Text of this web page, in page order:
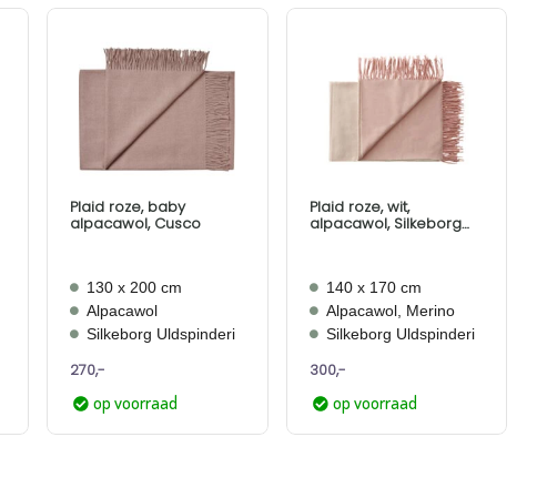
Aan
verlanglijst
toevoegen
Plaid roze, baby
alpacawol, Cusco
130 x 200 cm
Alpacawol
Silkeborg Uldspinderi
270,-
op voorraad
Aan
verlanglijst
toevoegen
Plaid roze, wit,
alpacawol, Silkeborg
140 x 170 cm
Alpacawol, Merino
Silkeborg Uldspinderi
300,-
op voorraad